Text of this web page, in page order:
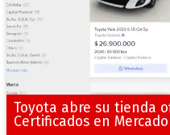
Toyota abre su tienda
Certificados en